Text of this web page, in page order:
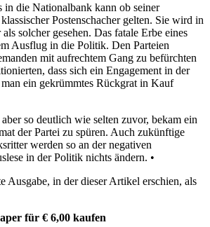
die Nationalbank kann ob seiner
Postenschacher gelten. Sie wird in
solcher gesehen. Das fatale Erbe eines
Ausflug in die Politik. Den Parteien
mit aufrechtem Gang zu befürchten
dass sich ein Engagement in der
ein gekrümmtes Rückgrat in Kauf
so deutlich wie selten zuvor, bekam ein
der Partei zu spüren. Auch zukünftige
werden so an der negativen
in der Politik nichts ändern. •
Ausgabe, in der dieser Artikel erschien, als
für € 6,00 kaufen